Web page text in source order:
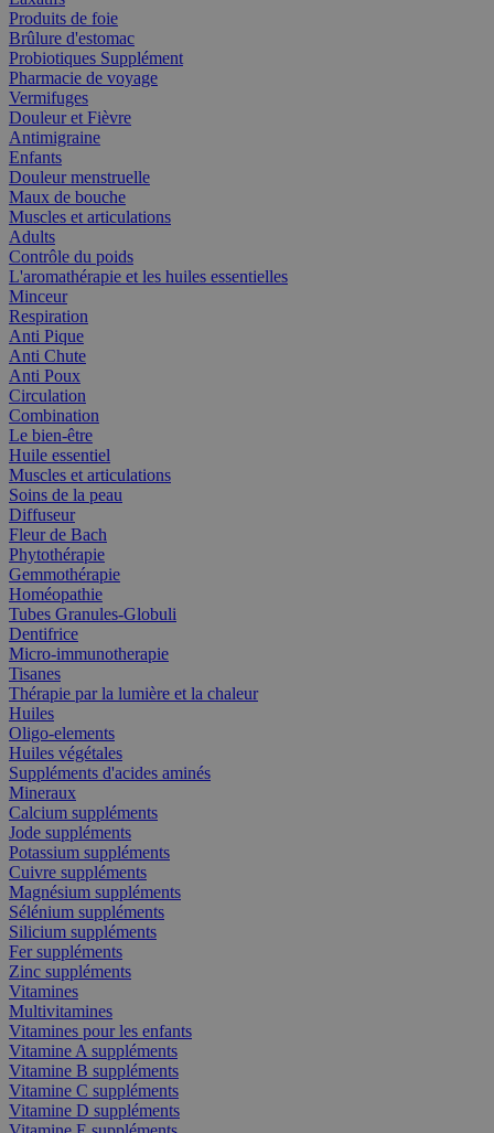
Produits de foie
Brûlure d'estomac
Probiotiques Supplément
Pharmacie de voyage
Vermifuges
Douleur et Fièvre
Antimigraine
Enfants
Douleur menstruelle
Maux de bouche
Muscles et articulations
Adults
Contrôle du poids
L'aromathérapie et les huiles essentielles
Minceur
Respiration
Anti Pique
Anti Chute
Anti Poux
Circulation
Combination
Le bien-être
Huile essentiel
Muscles et articulations
Soins de la peau
Diffuseur
Fleur de Bach
Phytothérapie
Gemmothérapie
Homéopathie
Tubes Granules-Globuli
Dentifrice
Micro-immunotherapie
Tisanes
Thérapie par la lumière et la chaleur
Huiles
Oligo-elements
Huiles végétales
Suppléments d'acides aminés
Mineraux
Calcium suppléments
Jode suppléments
Potassium suppléments
Cuivre suppléments
Magnésium suppléments
Sélénium suppléments
Silicium suppléments
Fer suppléments
Zinc suppléments
Vitamines
Multivitamines
Vitamines pour les enfants
Vitamine A suppléments
Vitamine B suppléments
Vitamine C suppléments
Vitamine D suppléments